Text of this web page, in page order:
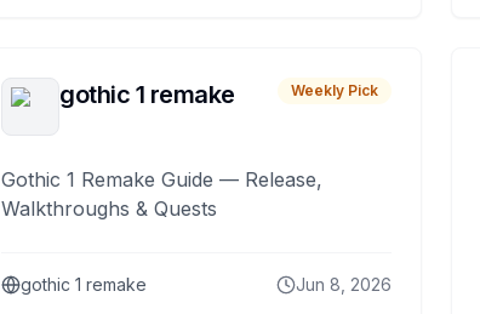
gothic 1 remake Weekly Pick
Gothic 1 Remake Guide — Release,
Walkthroughs & Quests
gothic 1 remake Jun 8, 2026